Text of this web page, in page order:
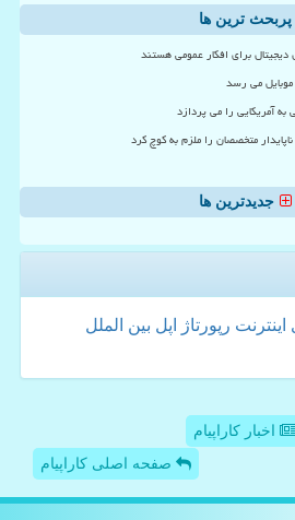
پربحث ترین ها
دیجیتال برای افکار عمومی هستند
موبایل می رسد
به آمریکایی را می پردازد
متخصصان را ملزم به کوچ کرد
جدیدترین ها
اینترنت رپورتاژ اپل بین الملل
اخبار کاراپیام
صفحه اصلی کاراپیام